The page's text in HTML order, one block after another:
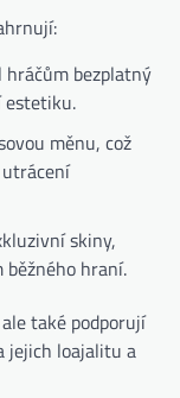
hráčům bezplatný
estetiku.
měnu, což
skiny,
hraní.
také podporují
jejich loajalitu a